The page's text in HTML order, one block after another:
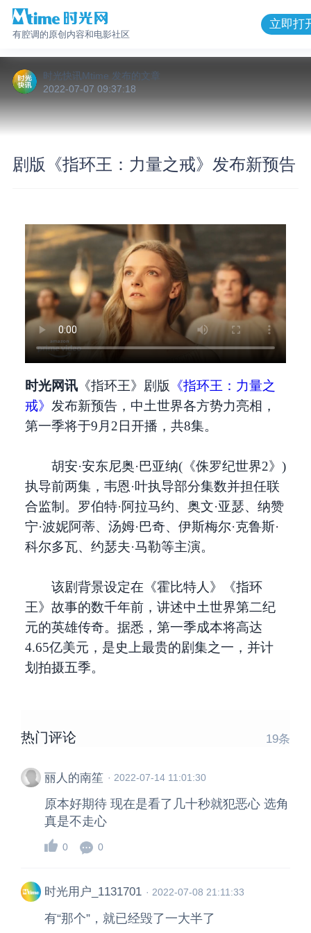
有腔调的原创内容和电影社区
立即打
时光快讯Mtime 发布的 文章
2022-07-07 09:37:18
剧版《指环王：力量之戒》发布新预告
时光网讯《指环王》剧版 《指环王：力量之
戒》 发布新预告，中土世界各方势力亮相，
第一季将于9月2日开播，共8集。
胡安·安东尼奥·巴亚纳(《侏罗纪世界2》)
执导前两集，韦恩·叶执导部分集数并担任联
合监制。罗伯特·阿拉马约、奥文·亚瑟、纳赞
宁·波妮阿蒂、汤姆·巴奇、伊斯梅尔·克鲁斯·
科尔多瓦、约瑟夫·马勒等主演。
该剧背景设定在《霍比特人》《指环
王》故事的数千年前，讲述中土世界第二纪
元的英雄传奇。据悉，第一季成本将高达
4.65亿美元，是史上最贵的剧集之一，并计
划拍摄五季。
热门评论 19条
丽人的南笙 · 2022-07-14 11:01:30
原本好期待 现在是看了几十秒就犯恶心 选角
真是不走心
0 0
时光用户_1131701 · 2022-07-08 21:11:33
有“那个”，就已经毁了一大半了